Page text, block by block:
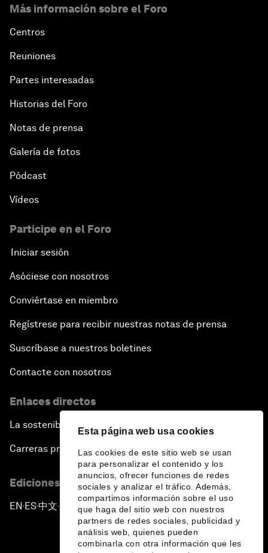
Esta página web usa cookies
Las cookies de este sitio web se usan
para personalizar el contenido y los
anuncios, ofrecer funciones de redes
sociales y analizar el tráfico. Además,
compartimos información sobre el uso
que haga del sitio web con nuestros
partners de redes sociales, publicidad y
análisis web, quienes pueden
combinarla con otra información que les
Leadership Imperative: Making Reforms Work
Embracing Disruption
Overcoming Inertia: A Talent Revolution
Common Destiny
Enabling a Generational Transformation
Más información sobre el Foro
Centros
Reuniones
Partes interesadas
Historias del Foro
Notas de prensa
Galería de fotos
Pódcast
Vídeos
Participe en el Foro
Iniciar sesión
Asóciese con nosotros
Conviértase en miembro
Regístrese para recibir nuestras notas de prensa
Suscríbase a nuestros boletines
Contacte con nosotros
Enlaces directos
La sostenibilidad en el Foro
Carreras profesionales
Ediciones en otros idiomas
EN ▪ES▪中文▪ 日本語